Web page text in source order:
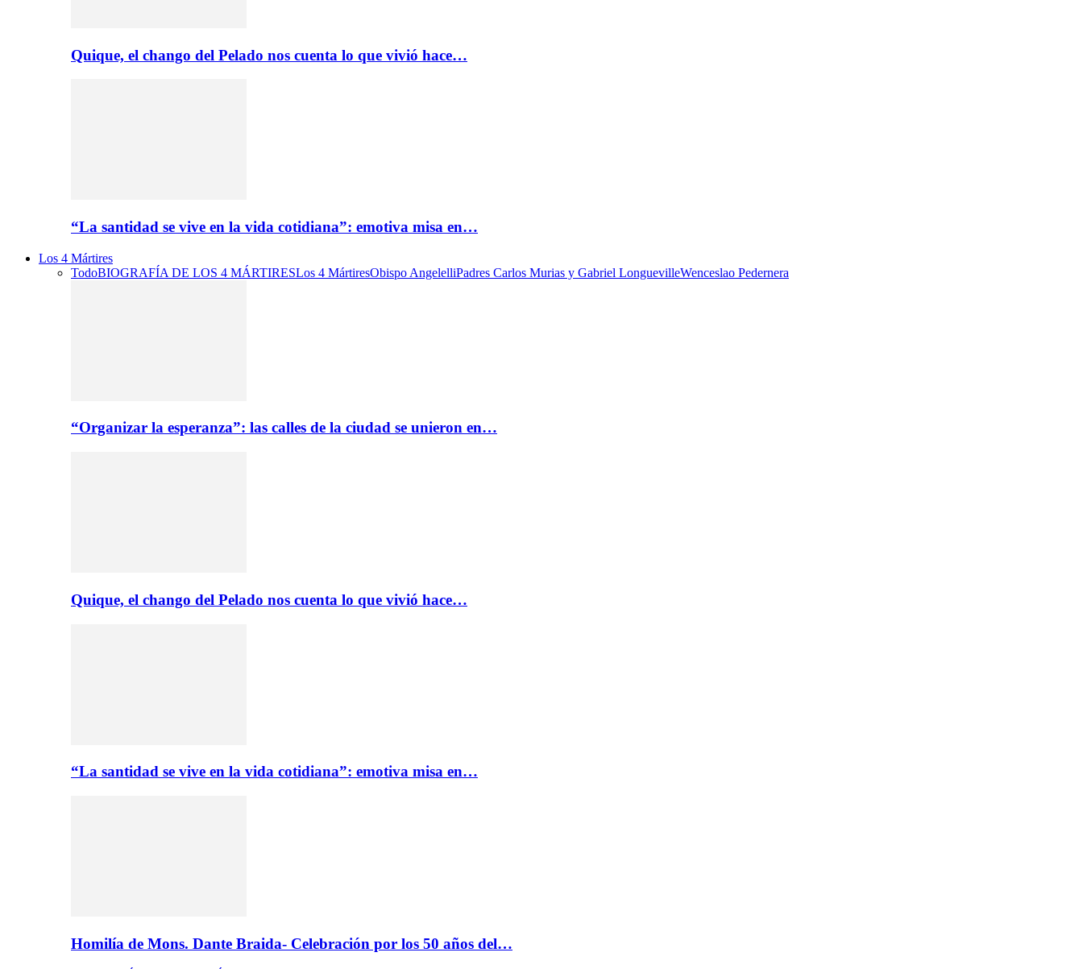
Quique, el chango del Pelado nos cuenta lo que vivió hace…
“La santidad se vive en la vida cotidiana”: emotiva misa en…
Los 4 Mártires
TodoBIOGRAFÍA DE LOS 4 MÁRTIRESLos 4 MártiresObispo AngelelliPadres Carlos Murias y Gabriel LonguevilleWenceslao Pedernera
“Organizar la esperanza”: las calles de la ciudad se unieron en…
Quique, el chango del Pelado nos cuenta lo que vivió hace…
“La santidad se vive en la vida cotidiana”: emotiva misa en…
Homilía de Mons. Dante Braida- Celebración por los 50 años del…